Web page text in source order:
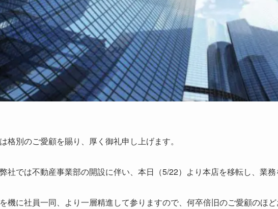
格別のご愛顧を賜り、厚く御礼申し上げます。
社では不動産事業部の開設に伴い、本日（5/22）より本店を移転し、業務
機に社員一同、より一層精進して参りますので、何卒倍旧のご愛顧のほど